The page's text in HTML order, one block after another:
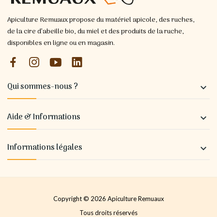
Apiculture Remuaux propose du matériel apicole, des ruches,
de la cire d’abeille bio, du miel et des produits de la ruche,
disponibles en ligne ou en magasin.
Qui sommes-nous ? 
Aide & Informations 
Informations légales 
Copyright © 2026 Apiculture Remuaux
Tous droits réservés